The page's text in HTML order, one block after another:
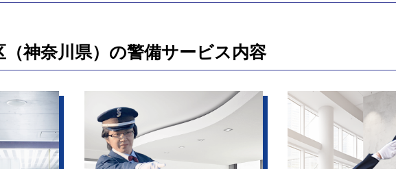
（神奈川県）の警備サービス内容